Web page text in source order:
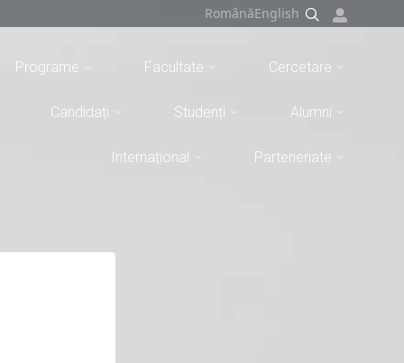
RomânăEnglish
Programe Facultate Cercetare
Candidați Studenți Alumni
Internațional Parteneriate